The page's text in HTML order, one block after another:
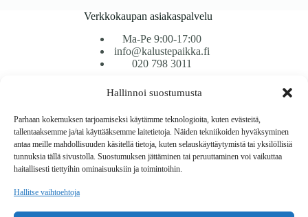
Hallinnoi suostumusta
Parhaan kokemuksen tarjoamiseksi käytämme teknologioita, kuten evästeitä,
tallentaaksemme ja/tai käyttääksemme laitetietoja. Näiden tekniikoiden hyväksyminen
antaa meille mahdollisuuden käsitellä tietoja, kuten selauskäyttäytymistä tai yksilöllisiä
tunnuksia tällä sivustolla. Suostumuksen jättäminen tai peruuttaminen voi vaikuttaa
haitallisesti tiettyihin ominaisuuksiin ja toimintoihin.
Hallitse vaihtoehtoja
Verkkokaupan asiakaspalvelu
Ma-Pe 9:00-17:00
info@kalustepaikka.fi
020 798 3011
Tavarantoimitus / Maksutavat
Toimitustavat
Maksutavat
Vaihto ja palautus
Reklamaatiot